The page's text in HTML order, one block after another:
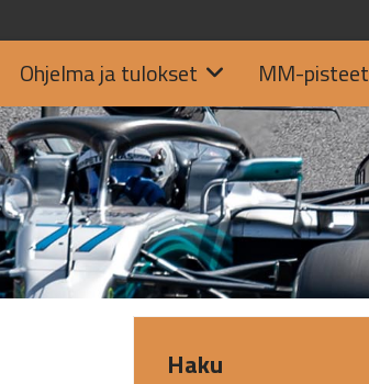
Ohjelma ja tulokset MM-pisteet
Haku